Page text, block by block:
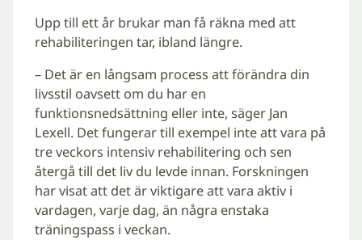
Upp till ett år brukar man få räkna med att
rehabiliteringen tar, ibland längre.
– Det är en långsam process att förändra din
livsstil oavsett om du har en
funktionsnedsättning eller inte, säger Jan
Lexell. Det fungerar till exempel inte att vara på
tre veckors intensiv rehabilitering och sen
återgå till det liv du levde innan. Forskningen
har visat att det är viktigare att vara aktiv i
vardagen, varje dag, än några enstaka
träningspass i veckan.